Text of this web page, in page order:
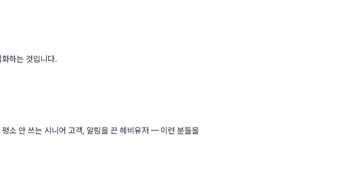
하는 것입니다.
소 안 쓰는 시니어 고객, 알림을 끈 헤비유저 — 이런 분들을